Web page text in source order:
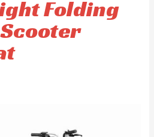
Folding